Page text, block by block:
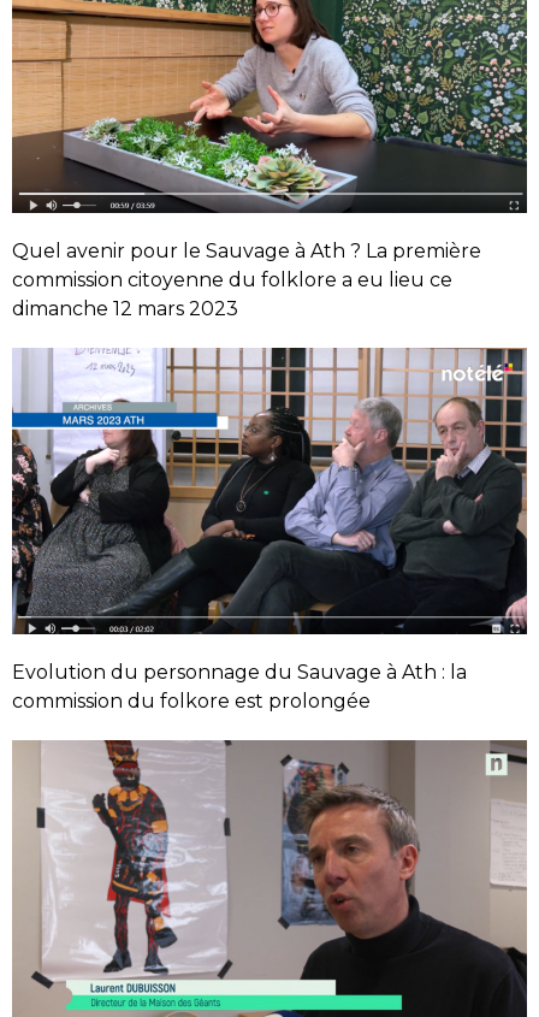
Quel avenir pour le Sauvage à Ath ? La première
commission citoyenne du folklore a eu lieu ce
dimanche 12 mars 2023
Evolution du personnage du Sauvage à Ath : la
commission du folkore est prolongée